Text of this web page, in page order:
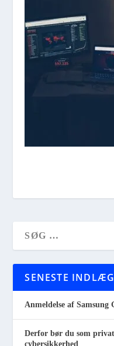
SENESTE INDLÆG
Anmeldelse af Samsung
Derfor bør du som
cybersikkerhed